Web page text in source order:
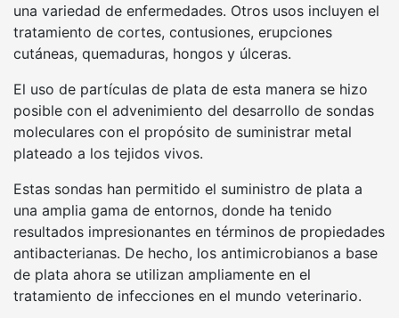
una variedad de enfermedades. Otros usos incluyen el
tratamiento de cortes, contusiones, erupciones
cutáneas, quemaduras, hongos y úlceras.
El uso de partículas de plata de esta manera se hizo
posible con el advenimiento del desarrollo de sondas
moleculares con el propósito de suministrar metal
plateado a los tejidos vivos.
Estas sondas han permitido el suministro de plata a
una amplia gama de entornos, donde ha tenido
resultados impresionantes en términos de propiedades
antibacterianas. De hecho, los antimicrobianos a base
de plata ahora se utilizan ampliamente en el
tratamiento de infecciones en el mundo veterinario.